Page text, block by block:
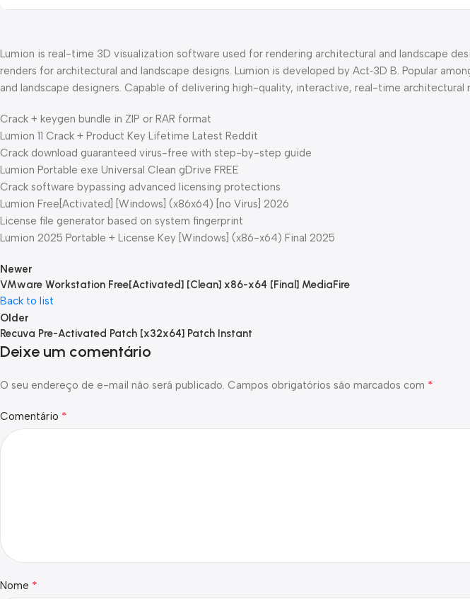
Lumion is real-time 3D visualization software used for rendering architectural and landscape
renders for architectural and landscape designs. Lumion is developed by Act‑3D B. Popular
and landscape designers. Capable of delivering high-quality, interactive, real-time architectural
Crack + keygen bundle in ZIP or RAR format
Lumion 11 Crack + Product Key Lifetime Latest Reddit
Crack download guaranteed virus-free with step-by-step guide
Lumion Portable exe Universal Clean gDrive FREE
Crack software bypassing advanced licensing protections
Lumion Free[Activated] [Windows] (x86x64) [no Virus] 2026
License file generator based on system fingerprint
Lumion 2025 Portable + License Key [Windows] (x86-x64) Final 2025
Newer
VMware Workstation Free[Activated] [Clean] x86-x64 [Final] MediaFire
Back to list
Older
Recuva Pre-Activated Patch [x32x64] Patch Instant
Deixe um comentário
O seu endereço de e-mail não será publicado. Campos obrigatórios são marcados com *
Comentário *
Nome *